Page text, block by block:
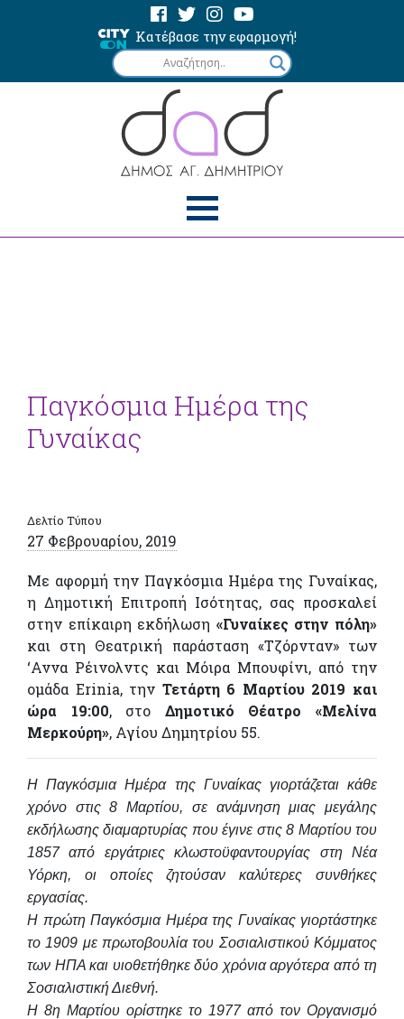
Κατέβασε την εφαρμογή!
Παγκόσμια Ημέρα της
Γυναίκας
Δελτίο Τύπου
27 Φεβρουαρίου, 2019
Με αφορμή την Παγκόσμια Ημέρα της Γυναίκας,
η Δημοτική Επιτροπή Ισότητας, σας προσκαλεί
στην επίκαιρη εκδήλωση «Γυναίκες στην πόλη»
και στη Θεατρική παράσταση «Τζόρνταν» των
‘Αννα Ρέινολντς και Μόιρα Μπουφίνι, από την
ομάδα Erinia, την Τετάρτη 6 Μαρτίου 2019 και
ώρα 19:00, στο Δημοτικό Θέατρο «Μελίνα
Μερκούρη», Αγίου Δημητρίου 55.
Η Παγκόσμια Ημέρα της Γυναίκας γιορτάζεται κάθε
χρόνο στις 8 Μαρτίου, σε ανάμνηση μιας μεγάλης
εκδήλωσης διαμαρτυρίας που έγινε στις 8 Μαρτίου του
1857 από εργάτριες κλωστοϋφαντουργίας στη Νέα
Υόρκη, οι οποίες ζητούσαν καλύτερες συνθήκες
εργασίας.
Η πρώτη Παγκόσμια Ημέρα της Γυναίκας γιορτάστηκε
το 1909 με πρωτοβουλία του Σοσιαλιστικού Κόμματος
των ΗΠΑ και υιοθετήθηκε δύο χρόνια αργότερα από τη
Σοσιαλιστική Διεθνή.
Η 8η Μαρτίου ορίστηκε το 1977 από τον Οργανισμό